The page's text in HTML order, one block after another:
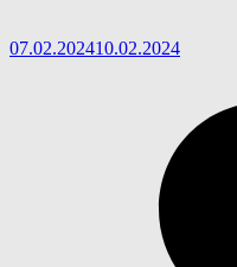
07.02.202410.02.2024